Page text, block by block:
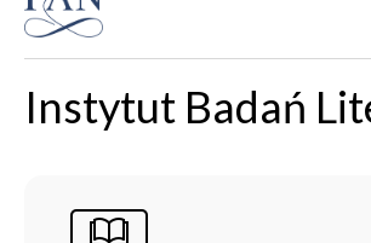
Instytut Badań